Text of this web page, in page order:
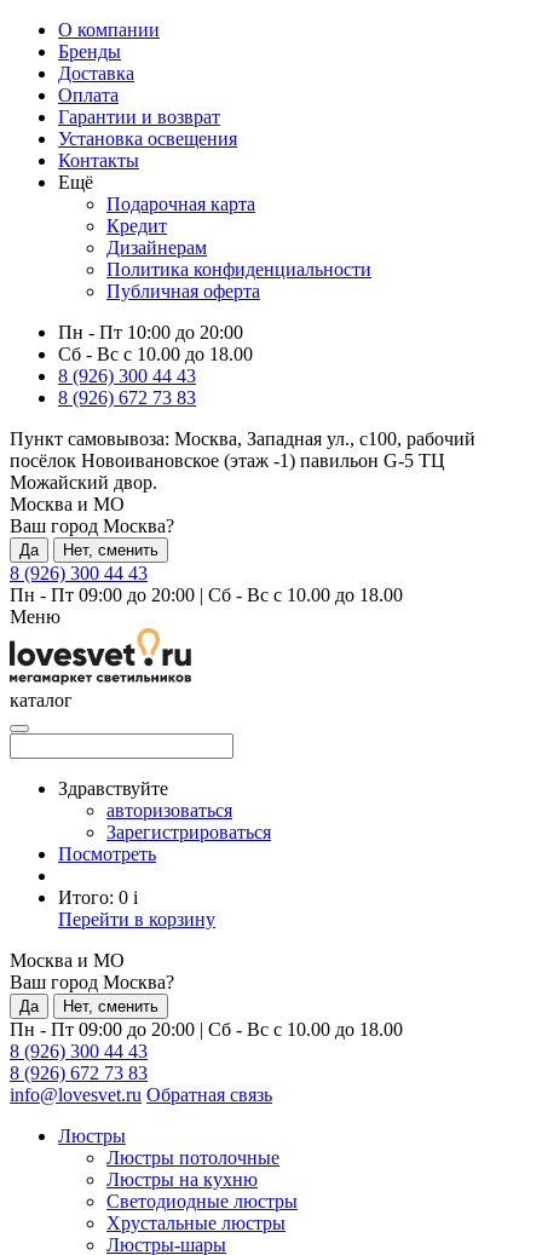
О компании
Бренды
Доставка
Оплата
Гарантии и возврат
Установка освещения
Контакты
Ещё
Подарочная карта
Кредит
Дизайнерам
Политика конфиденциальности
Публичная оферта
Пн - Пт 10:00 до 20:00
Сб - Вс с 10.00 до 18.00
8 (926) 300 44 43
8 (926) 672 73 83
Пункт самовывоза: Москва, Западная ул., с100, рабочий
посёлок Новоивановское (этаж -1) павильон G-5 ТЦ
Можайский двор.
Москва и МО
Ваш город Москва?
Да Нет, сменить
8 (926) 300 44 43
Пн - Пт 09:00 до 20:00 | Сб - Вс с 10.00 до 18.00
Меню
каталог
Здравствуйте
авторизоваться
Зарегистрироваться
Посмотреть
Итого: 0 i
Перейти в корзину
Москва и МО
Ваш город Москва?
Да Нет, сменить
Пн - Пт 09:00 до 20:00 | Сб - Вс с 10.00 до 18.00
8 (926) 300 44 43
8 (926) 672 73 83
info@lovesvet.ru Обратная связь
Люстры
Люстры потолочные
Люстры на кухню
Светодиодные люстры
Хрустальные люстры
Люстры-шары